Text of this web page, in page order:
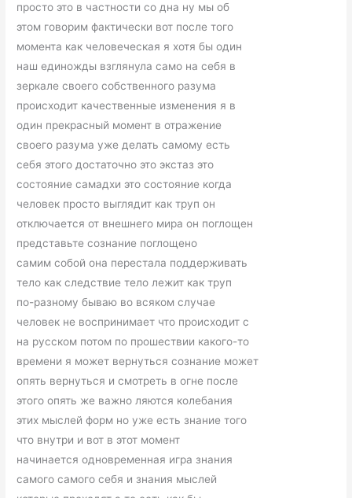
просто это в частности со дна ну мы об
этом говорим фактически вот после того
момента как человеческая я хотя бы один
наш единожды взглянула само на себя в
зеркале своего собственного разума
происходит качественные изменения я в
один прекрасный момент в отражение
своего разума уже делать самому есть
себя этого достаточно это экстаз это
состояние самадхи это состояние когда
человек просто выглядит как труп он
отключается от внешнего мира он поглощен
представьте сознание поглощено
самим собой она перестала поддерживать
тело как следствие тело лежит как труп
по-разному бываю во всяком случае
человек не воспринимает что происходит с
на русском потом по прошествии какого-то
времени я может вернуться сознание может
опять вернуться и смотреть в огне после
этого опять же важно ляются колебания
этих мыслей форм но уже есть знание того
что внутри и вот в этот момент
начинается одновременная игра знания
самого самого себя и знания мыслей